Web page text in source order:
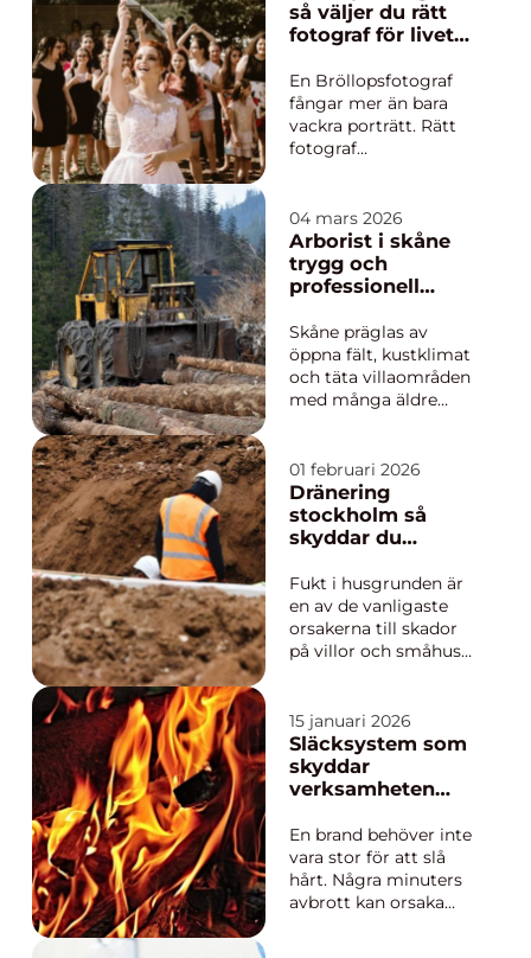
är inte bara att laga
skador utan att hindra
När tandvården
fungerar...
så väljer du rätt
fotograf för livets
En Bröllopsfotograf
fångar mer än bara
vackra porträtt. Rätt
fotograf
vigseln, glädjetårarna
hos föräldrarna och de
små spontana
ögonblicken mellan er
ser. Bilderna blir ett
visuellt minne som
följe...
04 mars 2026
Arborist i skåne
trygg och
professionell
unikt landskap
Skåne präglas av
öppna fält, kustklimat
och täta villaområden
med många äldre
biologisk mångfald,
men de kan också
skapa risker om de
inte sköts rätt. En
skåne hjälper
fastighetsägare, bost...
01 februari 2026
Dränering
stockholm så
skyddar du
fukt och skador
Fukt i husgrunden är
en av de vanligaste
orsakerna till skador
på villor och småhus i
vintrarna växlar
mellan plus- och
minusgrader och
stora regnmängder
mark och
dagvattensystem. En
genomtä...
15 januari 2026
Släcksystem som
skyddar
verksamheten
den
En brand behöver inte
vara stor för att slå
hårt. Några minuters
avbrott kan orsaka